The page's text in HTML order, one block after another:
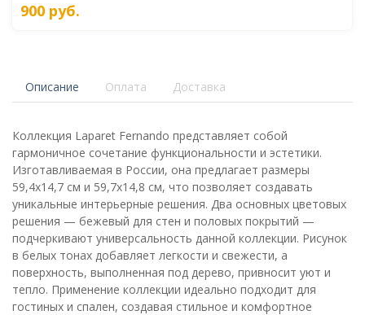
900 руб.
Описание Оплата Доставка
Коллекция Laparet Fernando представляет собой
гармоничное сочетание функциональности и эстетики.
Изготавливаемая в России, она предлагает размеры
59,4х14,7 см и 59,7х14,8 см, что позволяет создавать
уникальные интерьерные решения. Два основных цветовых
решения — бежевый для стен и половых покрытий —
подчеркивают универсальность данной коллекции. Рисунок
в белых тонах добавляет легкости и свежести, а
поверхность, выполненная под дерево, привносит уют и
тепло. Применение коллекции идеально подходит для
гостиных и спален, создавая стильное и комфортное